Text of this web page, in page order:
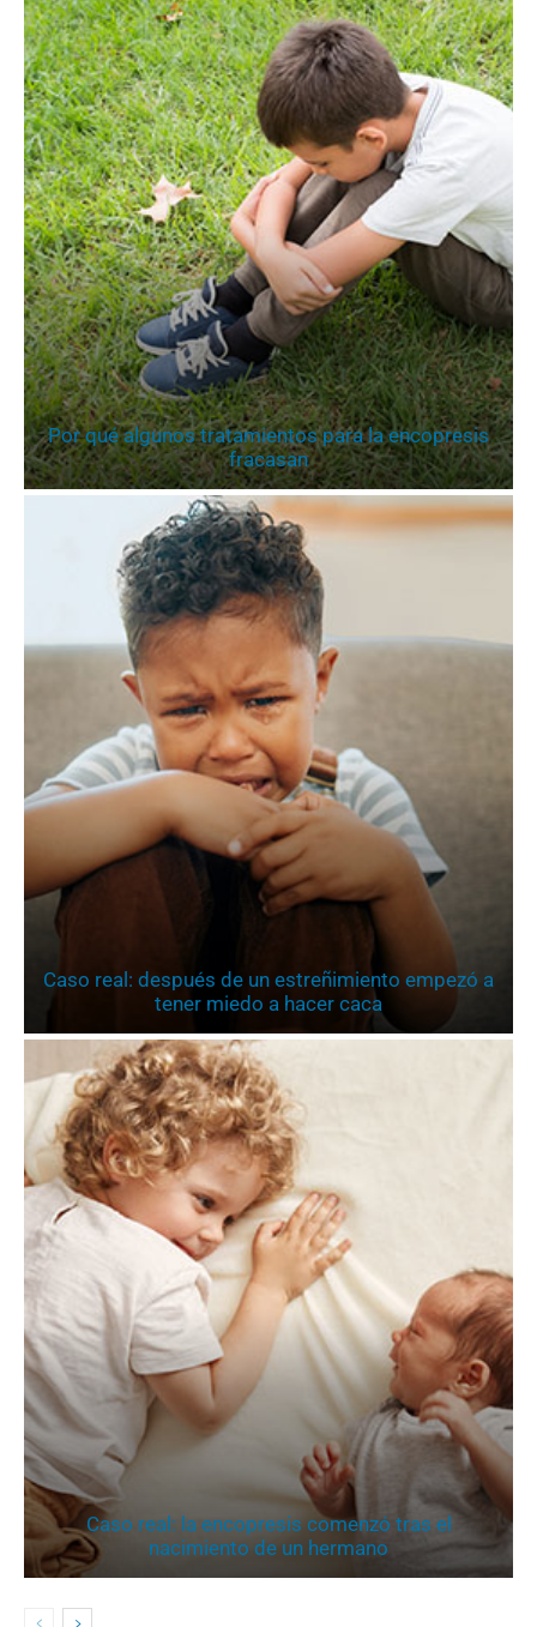
Por qué algunos tratamientos para la encopresis
fracasan
Caso real: después de un estreñimiento empezó a
tener miedo a hacer caca
Caso real: la encopresis comenzó tras el
nacimiento de un hermano